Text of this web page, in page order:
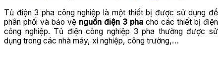
Tủ điện 3 pha công nghiệp là một thiết bị được sử dụng để
phân phối và bảo vệ nguồn điện 3 pha cho các thiết bị điện
công nghiệp. Tủ điện công nghiệp 3 pha thường được sử
dụng trong các nhà máy, xí nghiệp, công trường,…